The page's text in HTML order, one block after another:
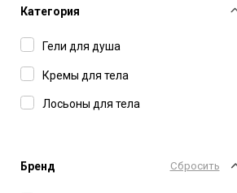
Категория
Гели для душа
Кремы для тела
Лосьоны для тела
Бренд Сбросить